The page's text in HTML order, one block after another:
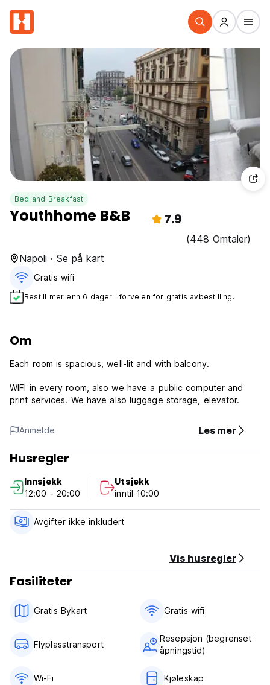
Bed and Breakfast
Youthhome B&B 7.9
(448 Omtaler)
Napoli · Se på kart
Gratis wifi‎
Bestill mer enn 6 dager i forveien for gratis avbestilling.
Om
Each room is spacious, well-lit and with balcony.
WIFI in every room, also we have a public computer and
print services. We have also luggage storage, elevator.
Anmelde Les mer
Husregler
Innsjekk
12:00 - 20:00
Utsjekk
inntil 10:00
Avgifter ikke inkludert
Vis husregler
Fasiliteter
Gratis Bykart Gratis wifi‎
Flyplasstransport
Resepsjon (begrenset
åpningstid)
Wi-Fi Kjøleskap